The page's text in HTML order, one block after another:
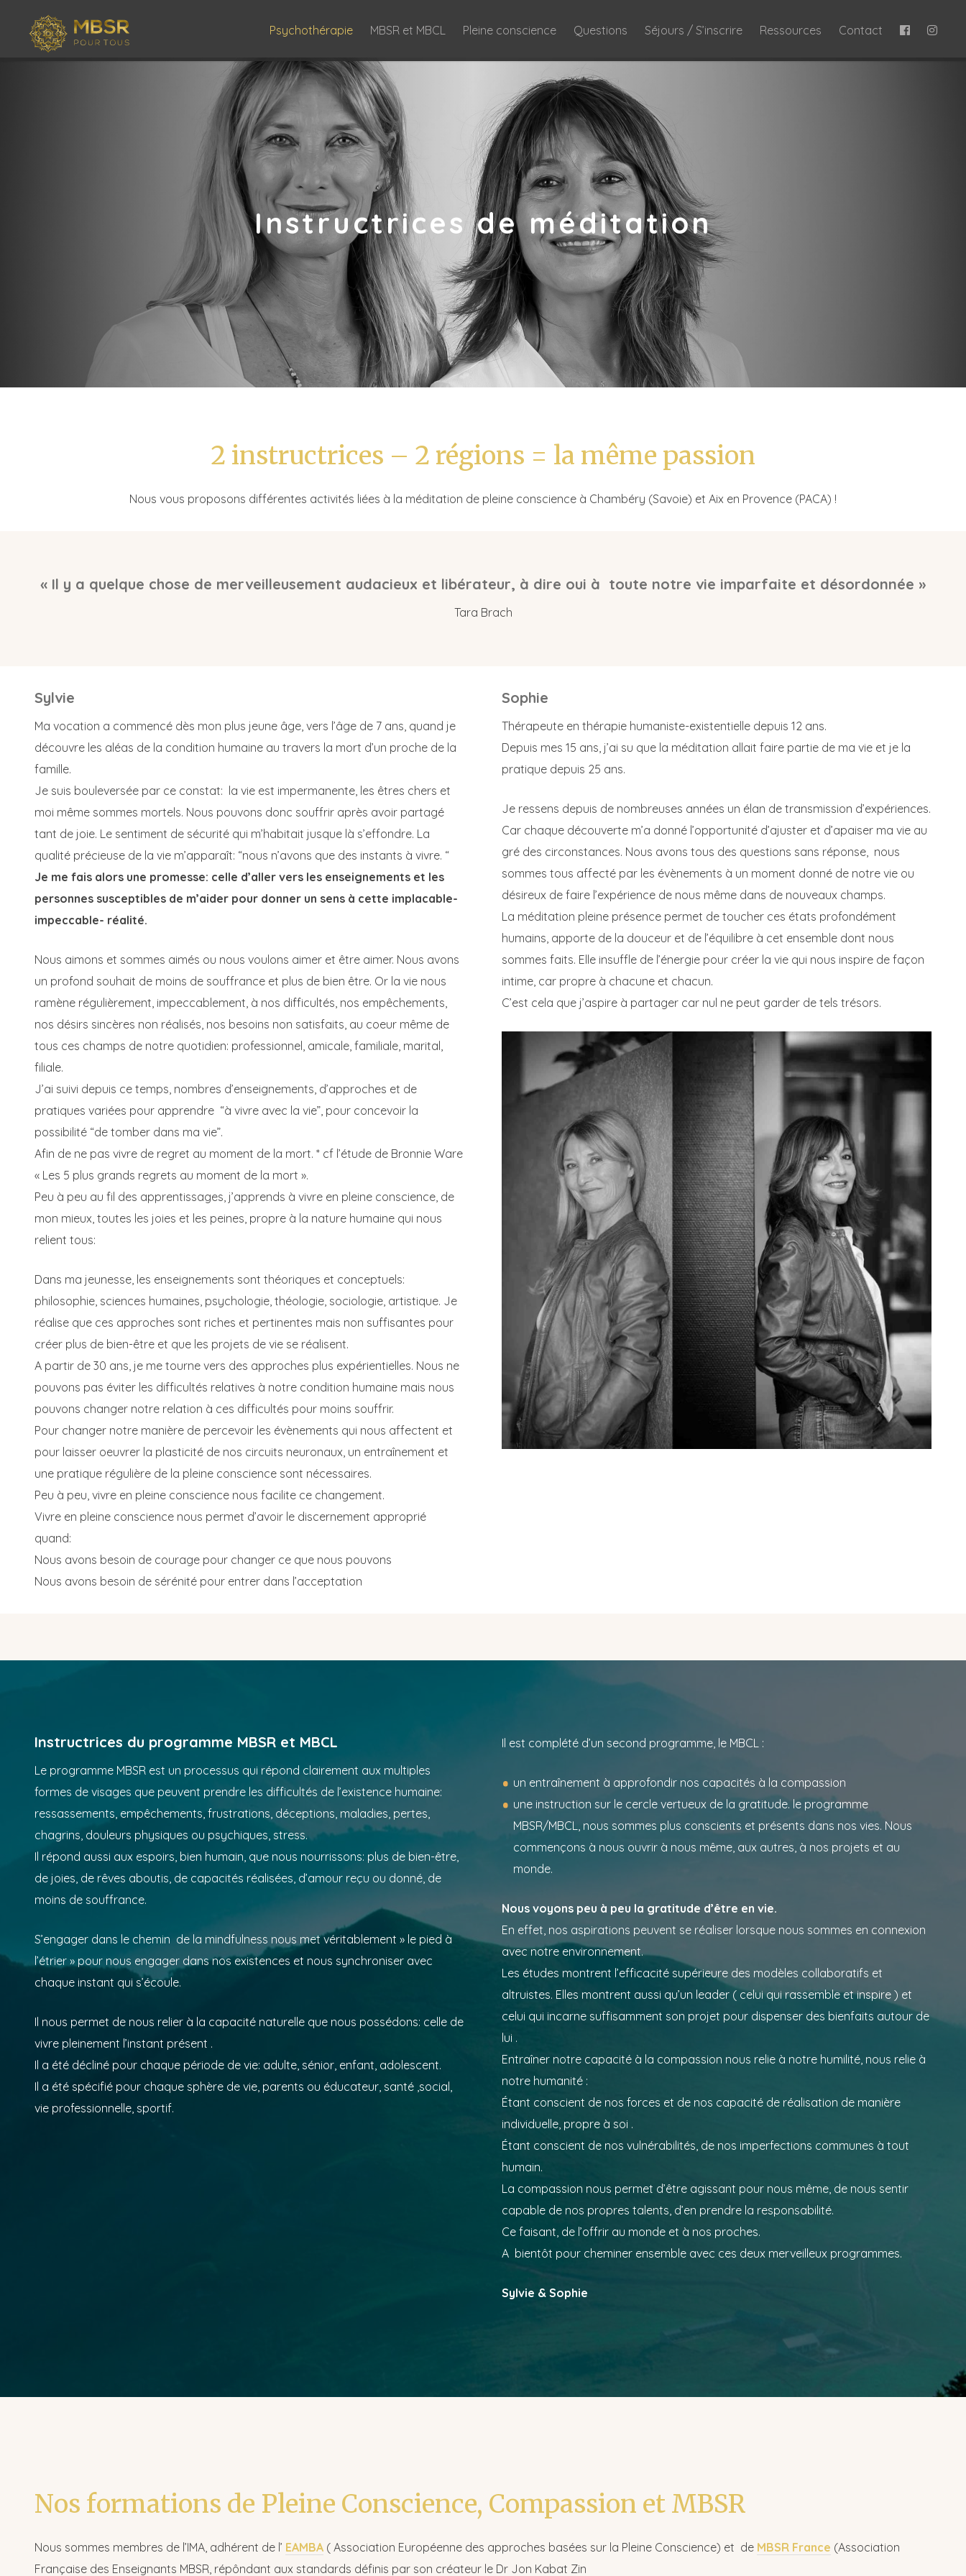
Psychothérapie MBSR et MBCL Pleine conscience Questions Séjours / S’inscrire Ressources Contact
Instructrices de méditation
2 instructrices – 2 régions = la même passion
Nous vous proposons différentes activités liées à la méditation de pleine conscience à Chambéry (Savoie) et Aix en Provence (PACA) !
« Il y a quelque chose de merveilleusement audacieux et libérateur, à dire oui à toute notre vie imparfaite et désordonnée »
Tara Brach
Sylvie
Ma vocation a commencé dès mon plus jeune âge, vers l’âge de 7 ans, quand je
découvre les aléas de la condition humaine au travers la mort d’un proche de la
famille.
Je suis bouleversée par ce constat: la vie est impermanente, les êtres chers et
moi même sommes mortels. Nous pouvons donc souffrir après avoir partagé
tant de joie. Le sentiment de sécurité qui m’habitait jusque là s’effondre. La
qualité précieuse de la vie m’apparaît: “nous n’avons que des instants à vivre. “
Je me fais alors une promesse: celle d’aller vers les enseignements et les
personnes susceptibles de m’aider pour donner un sens à cette implacable-
impeccable- réalité.
Nous aimons et sommes aimés ou nous voulons aimer et être aimer. Nous avons
un profond souhait de moins de souffrance et plus de bien être. Or la vie nous
ramène régulièrement, impeccablement, à nos difficultés, nos empêchements,
nos désirs sincères non réalisés, nos besoins non satisfaits, au coeur même de
tous ces champs de notre quotidien: professionnel, amicale, familiale, marital,
filiale.
J’ai suivi depuis ce temps, nombres d’enseignements, d’approches et de
pratiques variées pour apprendre “à vivre avec la vie”, pour concevoir la
possibilité “de tomber dans ma vie”.
Afin de ne pas vivre de regret au moment de la mort. * cf l’étude de Bronnie Ware
« Les 5 plus grands regrets au moment de la mort ».
Peu à peu au fil des apprentissages, j’apprends à vivre en pleine conscience, de
mon mieux, toutes les joies et les peines, propre à la nature humaine qui nous
relient tous:
Dans ma jeunesse, les enseignements sont théoriques et conceptuels:
philosophie, sciences humaines, psychologie, théologie, sociologie, artistique. Je
réalise que ces approches sont riches et pertinentes mais non suffisantes pour
créer plus de bien-être et que les projets de vie se réalisent.
A partir de 30 ans, je me tourne vers des approches plus expérientielles. Nous ne
pouvons pas éviter les difficultés relatives à notre condition humaine mais nous
pouvons changer notre relation à ces difficultés pour moins souffrir.
Pour changer notre manière de percevoir les évènements qui nous affectent et
pour laisser oeuvrer la plasticité de nos circuits neuronaux, un entraînement et
une pratique régulière de la pleine conscience sont nécessaires.
Peu à peu, vivre en pleine conscience nous facilite ce changement.
Vivre en pleine conscience nous permet d’avoir le discernement approprié
quand:
Nous avons besoin de courage pour changer ce que nous pouvons
Nous avons besoin de sérénité pour entrer dans l’acceptation
Sophie
Thérapeute en thérapie humaniste-existentielle depuis 12 ans.
Depuis mes 15 ans, j’ai su que la méditation allait faire partie de ma vie et je la
pratique depuis 25 ans.
Je ressens depuis de nombreuses années un élan de transmission d’expériences.
Car chaque découverte m’a donné l’opportunité d’ajuster et d’apaiser ma vie au
gré des circonstances. Nous avons tous des questions sans réponse, nous
sommes tous affecté par les évènements à un moment donné de notre vie ou
désireux de faire l’expérience de nous même dans de nouveaux champs.
La méditation pleine présence permet de toucher ces états profondément
humains, apporte de la douceur et de l’équilibre à cet ensemble dont nous
sommes faits. Elle insuffle de l’énergie pour créer la vie qui nous inspire de façon
intime, car propre à chacune et chacun.
C’est cela que j’aspire à partager car nul ne peut garder de tels trésors.
Instructrices du programme MBSR et MBCL
Le programme MBSR est un processus qui répond clairement aux multiples
formes de visages que peuvent prendre les difficultés de l’existence humaine:
ressassements, empêchements, frustrations, déceptions, maladies, pertes,
chagrins, douleurs physiques ou psychiques, stress.
Il répond aussi aux espoirs, bien humain, que nous nourrissons: plus de bien-être,
de joies, de rêves aboutis, de capacités réalisées, d’amour reçu ou donné, de
moins de souffrance.
S’engager dans le chemin de la mindfulness nous met véritablement » le pied à
l’étrier » pour nous engager dans nos existences et nous synchroniser avec
chaque instant qui s’écoule.
Il nous permet de nous relier à la capacité naturelle que nous possédons: celle de
vivre pleinement l’instant présent .
Il a été décliné pour chaque période de vie: adulte, sénior, enfant, adolescent.
Il a été spécifié pour chaque sphère de vie, parents ou éducateur, santé ,social,
vie professionnelle, sportif.
Il est complété d’un second programme, le MBCL :
un entraînement à approfondir nos capacités à la compassion
une instruction sur le cercle vertueux de la gratitude. le programme
MBSR/MBCL, nous sommes plus conscients et présents dans nos vies. Nous
commençons à nous ouvrir à nous même, aux autres, à nos projets et au
monde.
Nous voyons peu à peu la gratitude d’être en vie.
En effet, nos aspirations peuvent se réaliser lorsque nous sommes en connexion
avec notre environnement.
Les études montrent l’efficacité supérieure des modèles collaboratifs et
altruistes. Elles montrent aussi qu’un leader ( celui qui rassemble et inspire ) et
celui qui incarne suffisamment son projet pour dispenser des bienfaits autour de
lui .
Entraîner notre capacité à la compassion nous relie à notre humilité, nous relie à
notre humanité :
Étant conscient de nos forces et de nos capacité de réalisation de manière
individuelle, propre à soi .
Étant conscient de nos vulnérabilités, de nos imperfections communes à tout
humain.
La compassion nous permet d’être agissant pour nous même, de nous sentir
capable de nos propres talents, d’en prendre la responsabilité.
Ce faisant, de l’offrir au monde et à nos proches.
A bientôt pour cheminer ensemble avec ces deux merveilleux programmes.
Sylvie & Sophie
Nos formations de Pleine Conscience, Compassion et MBSR
Nous sommes membres de l’IMA, adhérent de l’ EAMBA ( Association Européenne des approches basées sur la Pleine Conscience) et de MBSR France (Association
Française des Enseignants MBSR, répôndant aux standards définis par son créateur le Dr Jon Kabat Zin